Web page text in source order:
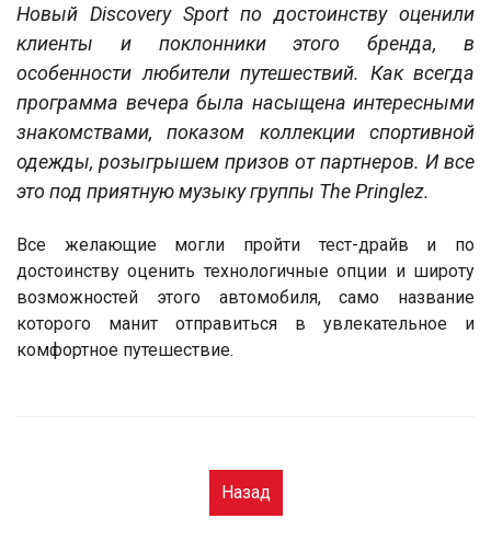
Новый Discovery Sport по достоинству оценили
клиенты и поклонники этого бренда, в
особенности любители путешествий. Как всегда
программа вечера была насыщена интересными
знакомствами, показом коллекции спортивной
одежды, розыгрышем призов от партнеров. И все
это под приятную музыку группы The Pringlez.
Все желающие могли пройти тест-драйв и по
достоинству оценить технологичные опции и широту
возможностей этого автомобиля, само название
которого манит отправиться в увлекательное и
комфортное путешествие.
Назад